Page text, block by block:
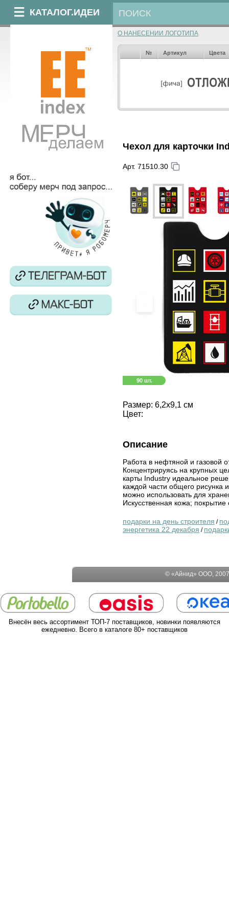
КАТАЛОГ.ИДЕИ
О НАНЕСЕНИИ ЛОГОТИПА
№ Артикул Цвета
Чехол для карточки
Арт. 71510.30
90 шт.
Размер: 6,2х9,1 см
Цвет:
Описание
Работа в нефтяной и газовой
Концентрируясь на крупных
карты Industry идеальное
каждой части общего
можно использовать для
Искусственная кожа; покрытие
подарки на день строителя /
энергетика 22 декабря /
© «Айнид» ООО,
Внесён весь ассортимент ТОП-7 поставщиков, новинки появляются
ежедневно. Всего в каталоге 80+ поставщиков